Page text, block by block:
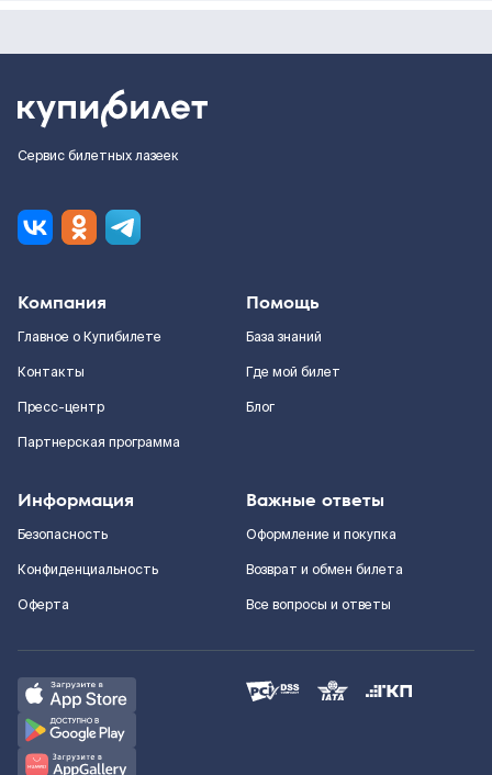
Сервис билетных лазеек
Компания
Главное о Купибилете
Контакты
Пресс-центр
Партнерская программа
Помощь
База знаний
Где мой билет
Блог
Информация
Безопасность
Конфиденциальность
Оферта
Важные ответы
Оформление и покупка
Возврат и обмен билета
Все вопросы и ответы